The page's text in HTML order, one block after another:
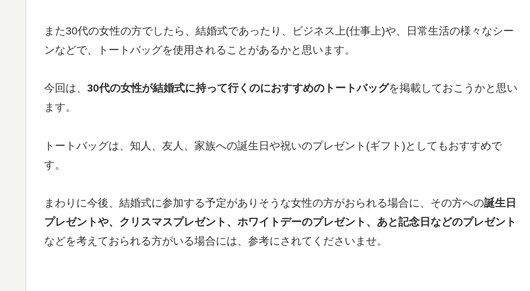
また30代の女性の方でしたら、結婚式であったり、ビジネス上(仕事上)や、日常生活の様々なシー
ンなどで、トートバッグを使用されることがあるかと思います。
今回は、 30代の女性が結婚式に持って行くのにおすすめのトートバッグを掲載しておこうかと思い
ます。
トートバッグは、知人、友人、家族への誕生日や祝いのプレゼント(ギフト)としてもおすすめで
す。
まわりに今後、結婚式に参加する予定がありそうな女性の方がおられる場合に、その方への誕生日
プレゼントや、クリスマスプレゼント、ホワイトデーのプレゼント、あと記念日などのプレゼント
などを考えておられる方がいる場合には、参考にされてくださいませ。